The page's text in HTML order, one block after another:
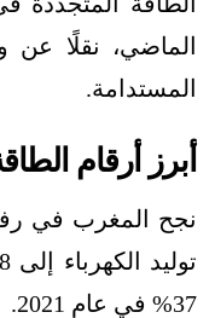
الماضي، نقلًا عن
المستدامة.
أبرز أرقام
نجح المغرب في
37% في عام 2021.